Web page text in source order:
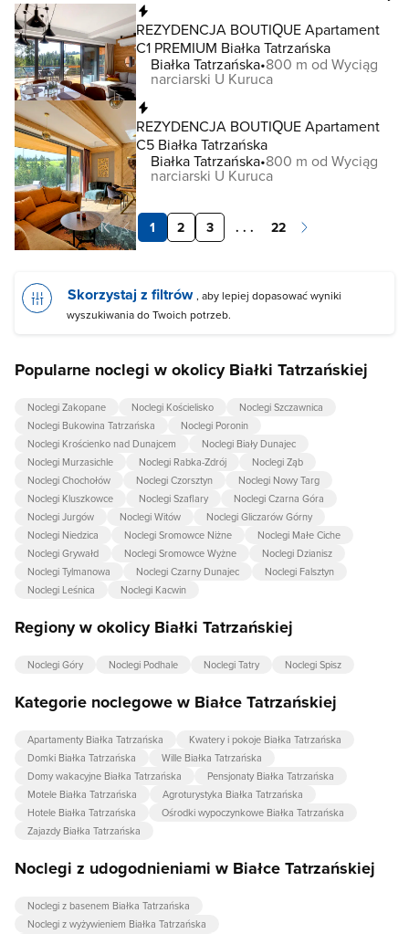
REZYDENCJA BOUTIQUE Apartament
C1 PREMIUM Białka Tatrzańska
Białka Tatrzańska 800 m od Wyciąg
narciarski U Kuruca
REZYDENCJA BOUTIQUE Apartament
C5 Białka Tatrzańska
Białka Tatrzańska 800 m od Wyciąg
narciarski U Kuruca
1 2 3 . . . 22
Skorzystaj z filtrów , aby lepiej dopasować wyniki
wyszukiwania do Twoich potrzeb.
Popularne noclegi w okolicy Białki Tatrzańskiej
Noclegi Zakopane Noclegi Kościelisko
Noclegi Szczawnica
Noclegi Bukowina Tatrzańska
Noclegi Poronin
Noclegi Krościenko nad Dunajcem
Noclegi Biały Dunajec
Noclegi Murzasichle
Noclegi Rabka-Zdrój
Noclegi Ząb
Noclegi Chochołów
Noclegi Czorsztyn
Noclegi Nowy Targ
Noclegi Kluszkowce
Noclegi Szaflary
Noclegi Czarna Góra
Noclegi Jurgów
Noclegi Witów
Noclegi Gliczarów Górny
Noclegi Niedzica
Noclegi Sromowce Niżne
Noclegi Małe Ciche
Noclegi Grywałd
Noclegi Sromowce Wyżne
Noclegi Dzianisz
Noclegi Tylmanowa
Noclegi Czarny Dunajec
Noclegi Falsztyn
Noclegi Leśnica
Noclegi Kacwin
Regiony w okolicy Białki Tatrzańskiej
Noclegi Góry Noclegi Podhale Noclegi Tatry Noclegi Spisz
Kategorie noclegowe w Białce Tatrzańskiej
Apartamenty Białka Tatrzańska
Kwatery i pokoje Białka Tatrzańska
Domki Białka Tatrzańska
Wille Białka Tatrzańska
Domy wakacyjne Białka Tatrzańska
Pensjonaty Białka Tatrzańska
Motele Białka Tatrzańska
Agroturystyka Białka Tatrzańska
Hotele Białka Tatrzańska
Ośrodki wypoczynkowe Białka Tatrzańska
Zajazdy Białka Tatrzańska
Noclegi z udogodnieniami w Białce Tatrzańskiej
Noclegi z basenem Białka Tatrzańska
Noclegi z wyżywieniem Białka Tatrzańska